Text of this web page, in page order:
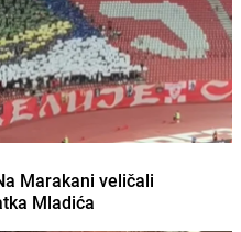
Marakani veličali
Mladića